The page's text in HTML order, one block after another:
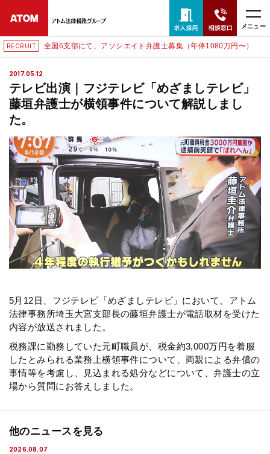
メニュー
RECRUIT 全国6支部にて、アソシエイト弁護士募集（年俸1080万円〜）
2017.05.12
テレビ出演｜フジテレビ「めざましテレビ」
藤垣弁護士が横領事件について解説しまし
た。
5月12日、フジテレビ「めざましテレビ」において、アトム
法律事務所埼玉大宮支部長の藤垣弁護士が電話取材を受けた
内容が放送されました。
税務課に勤務していた元町職員が、税金約3,000万円を着服
したとみられる業務上横領事件について、両親による弁償の
事情等を考慮し、見込まれる処分などについて、弁護士の立
場から質問にお答えしました。
他のニュースを見る
2026.08.07
24時間365日全国対応
無料相談窓口はこちら
電話・LINE・メールで相談予約受付中
ホーム
取扱分野
解決実績
アクセス
費用
グループ案内